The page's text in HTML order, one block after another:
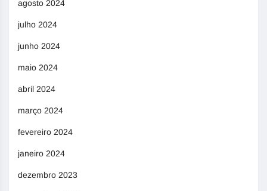
agosto 2024
julho 2024
junho 2024
maio 2024
abril 2024
março 2024
fevereiro 2024
janeiro 2024
dezembro 2023